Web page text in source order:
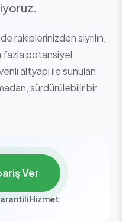
rakiplerinizden sıyrılın,
fazla potansiyel
altyapı ile sunulan
sürdürülebilir bir
Ver
Hizmet